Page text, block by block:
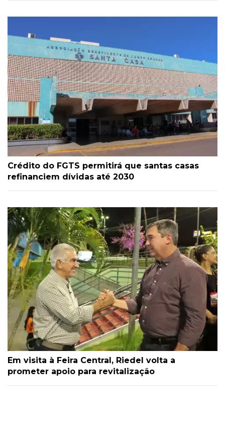
Crédito do FGTS permitirá que santas casas
refinanciem dívidas até 2030
Em visita à Feira Central, Riedel volta a
prometer apoio para revitalização